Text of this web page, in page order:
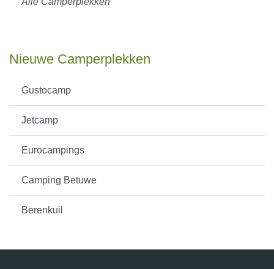
Nieuwe Camperplekken
Gustocamp
Jetcamp
Eurocampings
Camping Betuwe
Berenkuil